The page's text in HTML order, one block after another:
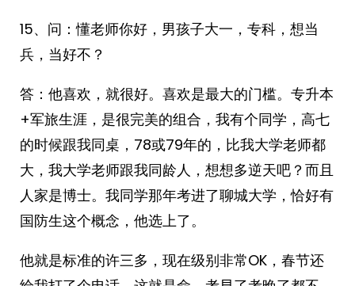
15、问：懂老师你好，男孩子大一，专科，想当
兵，当好不？
答：他喜欢，就很好。喜欢是最大的门槛。专升本
+军旅生涯，是很完美的组合，我有个同学，高七
的时候跟我同桌，78或79年的，比我大学老师都
大，我大学老师跟我同龄人，想想多逆天吧？而且
人家是博士。我同学那年考进了聊城大学，恰好有
国防生这个概念，他选上了。
他就是标准的许三多，现在级别非常OK，春节还